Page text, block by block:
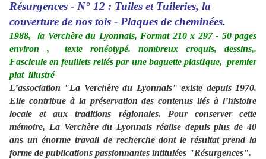
Résurgences - N° 12 : Tuiles et Tuileries, la
couverture de nos tois - Plaques de cheminées.
1988, la Verchère du Lyonnais, Format 210 x 297 - 50 pages
environ , texte ronéotypé. nombreux croquis, dessins,.
Fascicule en feuillets reliés par une baguette plastIque, premier
plat illustré
L’association "La Verchère du Lyonnais" existe depuis 1970.
Elle contribue à la préservation des contenus liés à l’histoire
locale et aux traditions régionales. Pour conserver cette
mémoire, La Verchère du Lyonnais réalise depuis plus de 40
ans un énorme travail de recherche dont le résultat prend la
forme de publications passionnantes intitulées "Résurgences".